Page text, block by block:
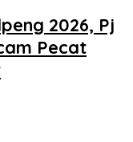
2026, Pj
Pecat